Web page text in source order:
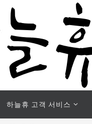
하늘휴 고객 서비스